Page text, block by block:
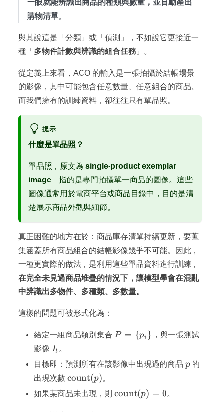
一眼就能辨識出商品的種類與數量，並自動產出
購物清單。
與其說這是「分類」或「偵測」，不如說它更接近一
種「 多物件計數與辨識的組合任務 」。
從定義上來看，ACO 的輸入是一張拍攝於結帳場景
的影像，其中可能包含任意數量、任意組合的商品。
而我們擁有的訓練資料，卻往往只有單品照。
提示
什麼是單品照？
單品照，原文為single-product exemplar
image ，指的是專門拍攝單一商品的圖像。這些
圖像通常用於電商平台或商品目錄中，目的是清
楚展示商品外觀與細節。
真正困難的地方在於：商品庫存清單持續更新，要蒐
集涵蓋所有商品組合的結帳影像幾乎不可能。因此，
一種更實際的做法，是利用這些單品資料進行訓練，
在完全未見過商品堆疊的情況下，讓模型學會在混亂
中辨識出多物件、多種類、多數量。
這樣的問題可被形式化為：
給定一組商品類別集合 P = \
P = {pi } ，與一張測試
影像 I_t
It 。
目標即：預測所有在該影像中出現過的商品p
p 的
出現次數\text{count}
(p)
count(p)。
如果某商品未出現，則\text{count}
count(p) = 0。